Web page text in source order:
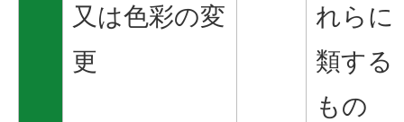
又は色彩の変
更
れらに
類する
もの